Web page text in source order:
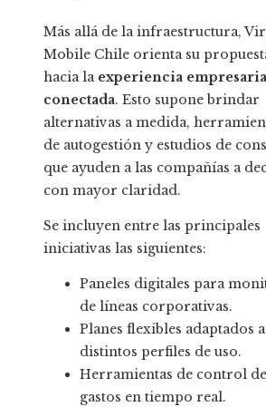
Más allá de la infraestructura,
Mobile Chile orienta su
hacia la experiencia
conectada. Esto supone brindar
alternativas a medida,
de autogestión y estudios de
que ayuden a las compañías a
con mayor claridad.
Se incluyen entre las principales
iniciativas las siguientes:
Paneles digitales para
de líneas corporativas.
Planes flexibles adaptados a
distintos perfiles de uso.
Herramientas de control de
gastos en tiempo real.